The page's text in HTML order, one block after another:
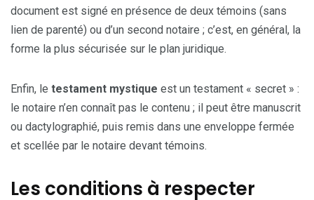
document est signé en présence de deux témoins (sans
lien de parenté) ou d’un second notaire ; c’est, en général, la
forme la plus sécurisée sur le plan juridique.
Enfin, le testament mystique est un testament « secret » :
le notaire n’en connaît pas le contenu ; il peut être manuscrit
ou dactylographié, puis remis dans une enveloppe fermée
et scellée par le notaire devant témoins.
Les conditions à respecter